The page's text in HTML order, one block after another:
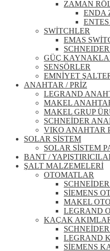
ZAMAN
ENDA
SWİTCHLER
EMAS
GÜÇ
SENSÖRLER
EMNİYET
ANAHTAR / PRİZ
LEGRAND
MAKEL
MAKEL GRUP
SCHNEİDER
VIKO ANAHTAR
SOLAR SİSTEM
SOLAR SİSTEM
BANT /
ŞALT MALZEMELERİ
OTOMATLAR
SİEMENS
MAKEL
LEGRAND
KAÇAK
LEGRAND
SİEMENS